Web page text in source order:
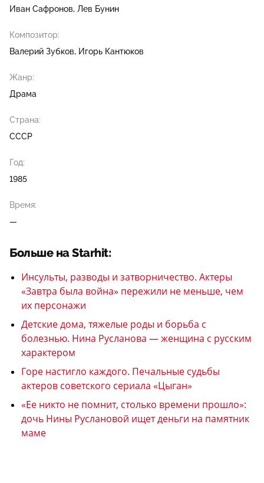
Иван Сафронов Лев Бунин
Композитор:
Валерий Зубков
Игорь Кантюков
Жанр:
Драма
Страна:
СССР
Год:
1985
Время:
—
Больше на Starhit:
Инсульты, разводы и затворничество. Актеры
«Завтра была война» пережили не меньше, чем
их персонажи
Детские дома, тяжелые роды и борьба с
болезнью. Нина Русланова — женщина с русским
характером
Горе настигло каждого. Печальные судьбы
актеров советского сериала «Цыган»
«Ее никто не помнит, столько времени прошло»:
дочь Нины Руслановой ищет деньги на памятник
маме